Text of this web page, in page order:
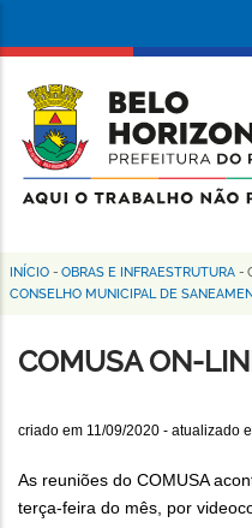
conteúdo
principal
da
Prefeitura
de
Horizonte
Trilha
navegação
INÍCIO - OBRAS E INFRAESTRUTURA -
CONSELHO MUNICIPAL DE
COMUSA ON-
criado em 11/09/2020 - atualizado
As reuniões do COMUSA
terça-feira do mês, por